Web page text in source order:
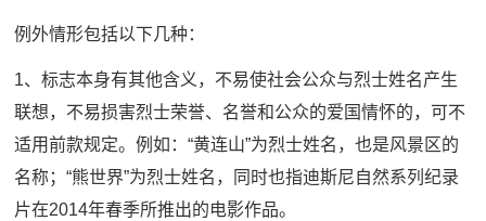
例外情形包括以下几种：
1、标志本身有其他含义，不易使社会公众与烈士姓名产生
联想，不易损害烈士荣誉、名誉和公众的爱国情怀的，可不
适用前款规定。例如：“黄连山”为烈士姓名，也是风景区的
名称；“熊世界”为烈士姓名，同时也指迪斯尼自然系列纪录
片在2014年春季所推出的电影作品。